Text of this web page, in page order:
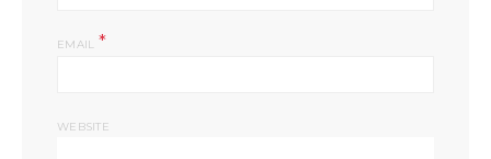
EMAIL *
WEBSITE